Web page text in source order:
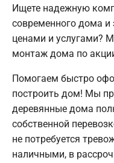
Ищете надежную
современного дома и
ценами и услугами?
монтаж дома по
Помогаем быстро
построить дом! Мы
деревянные дома
собственной
не потребуется
наличными, в